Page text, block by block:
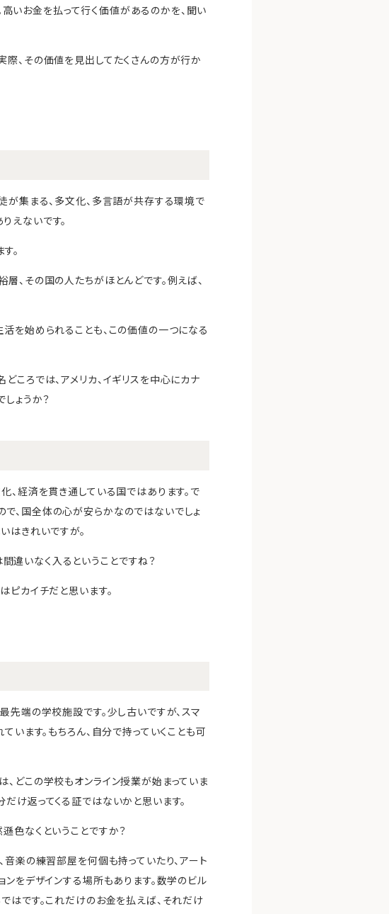
いお金を払って行く価値があるのかを、聞い
際、その価値を見出してたくさんの方が行か
が集まる、多文化、多言語が共存する環境で
えないです。
。
、その国の人たちがほとんどです。例えば、
活を始められることも、この価値の一つになる
ころでは、アメリカ、イギリスを中心にカナ
ょうか？
、経済を貫き通している国ではあります。で
、国全体の心が安らかなのではないでしょ
はきれいですが。
違いなく入るということですね？
ピカイチだと思います。
先端の学校施設です。少し古いですが、スマ
ます。もちろん、自分で持っていくことも可
どこの学校もオンライン授業が始まっていま
け返ってくる証ではないかと思います。
色なくということですか？
楽の練習部屋を何個も持っていたり、アート
ンをデザインする場所もあります。数学のビル
はです。これだけのお金を払えば、それだけ